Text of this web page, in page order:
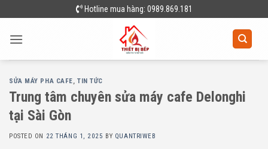
to
content
Hotline mua hàng: 0989.869.181
SỬA MÁY PHA CAFE,TIN TỨC
Trung tâm chuyên sửa máy cafe Delonghi
tại Sài Gòn
POSTED ON 22 THÁNG 1, 2025 BY QUANTRIWEB